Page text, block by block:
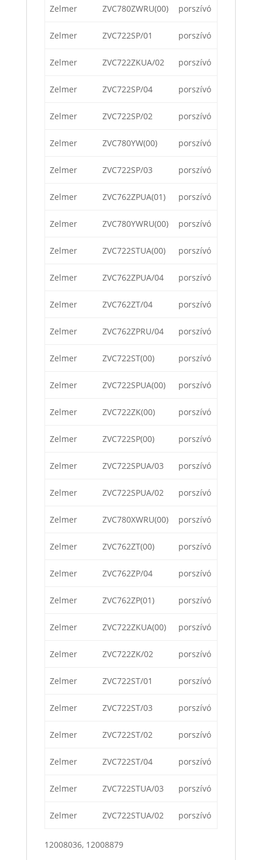
Zelmer ZVC780ZWRU(00) porszívó
Zelmer ZVC722SP/01 porszívó
Zelmer ZVC722ZKUA/02 porszívó
Zelmer ZVC722SP/04 porszívó
Zelmer ZVC722SP/02 porszívó
Zelmer ZVC780YW(00) porszívó
Zelmer ZVC722SP/03 porszívó
Zelmer ZVC762ZPUA(01) porszívó
Zelmer ZVC780YWRU(00) porszívó
Zelmer ZVC722STUA(00) porszívó
Zelmer ZVC762ZPUA/04 porszívó
Zelmer ZVC762ZT/04 porszívó
Zelmer ZVC762ZPRU/04 porszívó
Zelmer ZVC722ST(00) porszívó
Zelmer ZVC722SPUA(00) porszívó
Zelmer ZVC722ZK(00) porszívó
Zelmer ZVC722SP(00) porszívó
Zelmer ZVC722SPUA/03 porszívó
Zelmer ZVC722SPUA/02 porszívó
Zelmer ZVC780XWRU(00) porszívó
Zelmer ZVC762ZT(00) porszívó
Zelmer ZVC762ZP/04 porszívó
Zelmer ZVC762ZP(01) porszívó
Zelmer ZVC722ZKUA(00) porszívó
Zelmer ZVC722ZK/02 porszívó
Zelmer ZVC722ST/01 porszívó
Zelmer ZVC722ST/03 porszívó
Zelmer ZVC722ST/02 porszívó
Zelmer ZVC722ST/04 porszívó
Zelmer ZVC722STUA/03 porszívó
Zelmer ZVC722STUA/02 porszívó
12008036, 12008879